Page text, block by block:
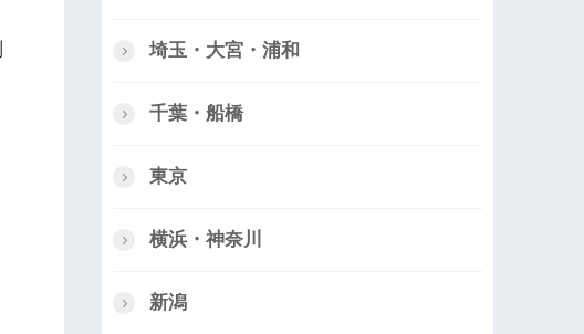
埼玉・大宮・浦和
千葉・船橋
東京
横浜・神奈川
新潟